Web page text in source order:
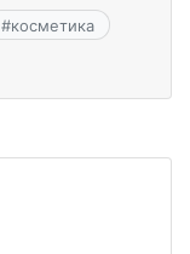
#косметика